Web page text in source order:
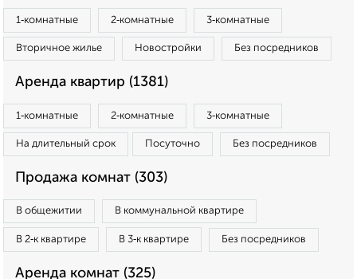
1‑комнатные 2‑комнатные 3‑комнатные
Вторичное жилье Новостройки Без посредников
Аренда квартир (1381)
1‑комнатные 2‑комнатные 3‑комнатные
На длительный срок Посуточно Без посредников
Продажа комнат (303)
В общежитии В коммунальной квартире
В 2‑к квартире В 3‑к квартире Без посредников
Аренда комнат (325)